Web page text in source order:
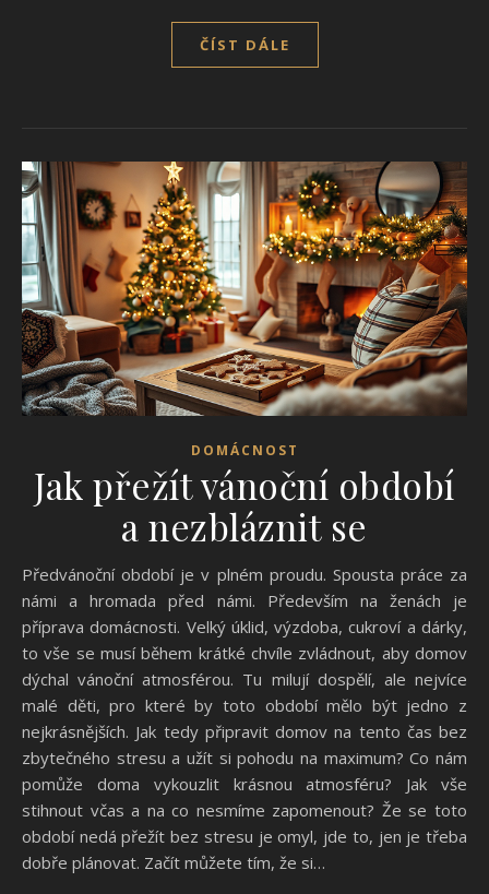
ČÍST DÁLE
DOMÁCNOST
Jak přežít vánoční období
a nezbláznit se
Předvánoční období je v plném proudu. Spousta práce za
námi a hromada před námi. Především na ženách je
příprava domácnosti. Velký úklid, výzdoba, cukroví a dárky,
to vše se musí během krátké chvíle zvládnout, aby domov
dýchal vánoční atmosférou. Tu milují dospělí, ale nejvíce
malé děti, pro které by toto období mělo být jedno z
nejkrásnějších. Jak tedy připravit domov na tento čas bez
zbytečného stresu a užít si pohodu na maximum? Co nám
pomůže doma vykouzlit krásnou atmosféru? Jak vše
stihnout včas a na co nesmíme zapomenout? Že se toto
období nedá přežít bez stresu je omyl, jde to, jen je třeba
dobře plánovat. Začít můžete tím, že si…